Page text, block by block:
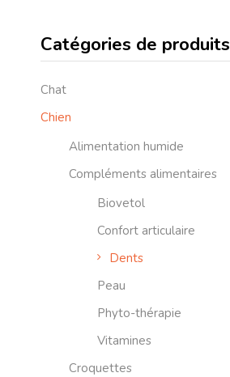
Catégories de produits
Chat
Chien
Alimentation humide
Compléments alimentaires
Biovetol
Confort articulaire
Dents
Peau
Phyto-thérapie
Vitamines
Croquettes